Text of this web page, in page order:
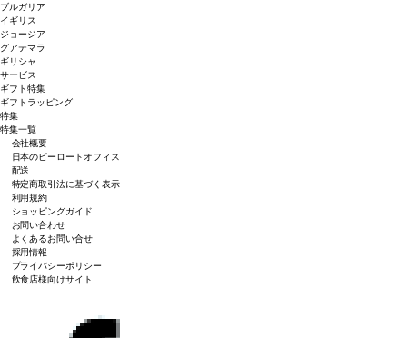
ブルガリア
イギリス
ジョージア
グアテマラ
ギリシャ
サービス
ギフト特集
ギフトラッピング
特集
特集一覧
会社概要
日本のピーロートオフィス
配送
特定商取引法に基づく表示
利用規約
ショッピングガイド
お問い合わせ
よくあるお問い合せ
採用情報
プライバシーポリシー
飲食店様向けサイト